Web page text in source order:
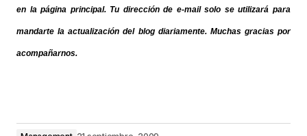
en la página principal. Tu dirección de e-mail solo se utilizará para
mandarte la actualización del blog diariamente. Muchas gracias por
acompañarnos.